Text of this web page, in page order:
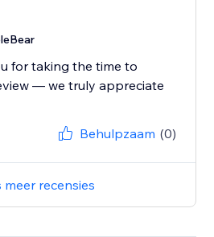
for taking the time to
— we truly appreciate
Behulpzaam (0)
meer recensies